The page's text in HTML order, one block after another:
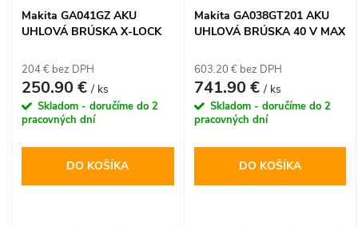
Makita GA041GZ AKU
UHLOVÁ BRÚSKA X-LOCK
204 € bez DPH
250.90 €/ ks
Skladom - doručíme do 2
pracovných dní
DO KOŠÍKA
Makita GA038GT201 AKU
UHLOVÁ BRÚSKA 40 V MAX
603.20 € bez DPH
741.90 €/ ks
Skladom - doručíme do 2
pracovných dní
DO KOŠÍKA